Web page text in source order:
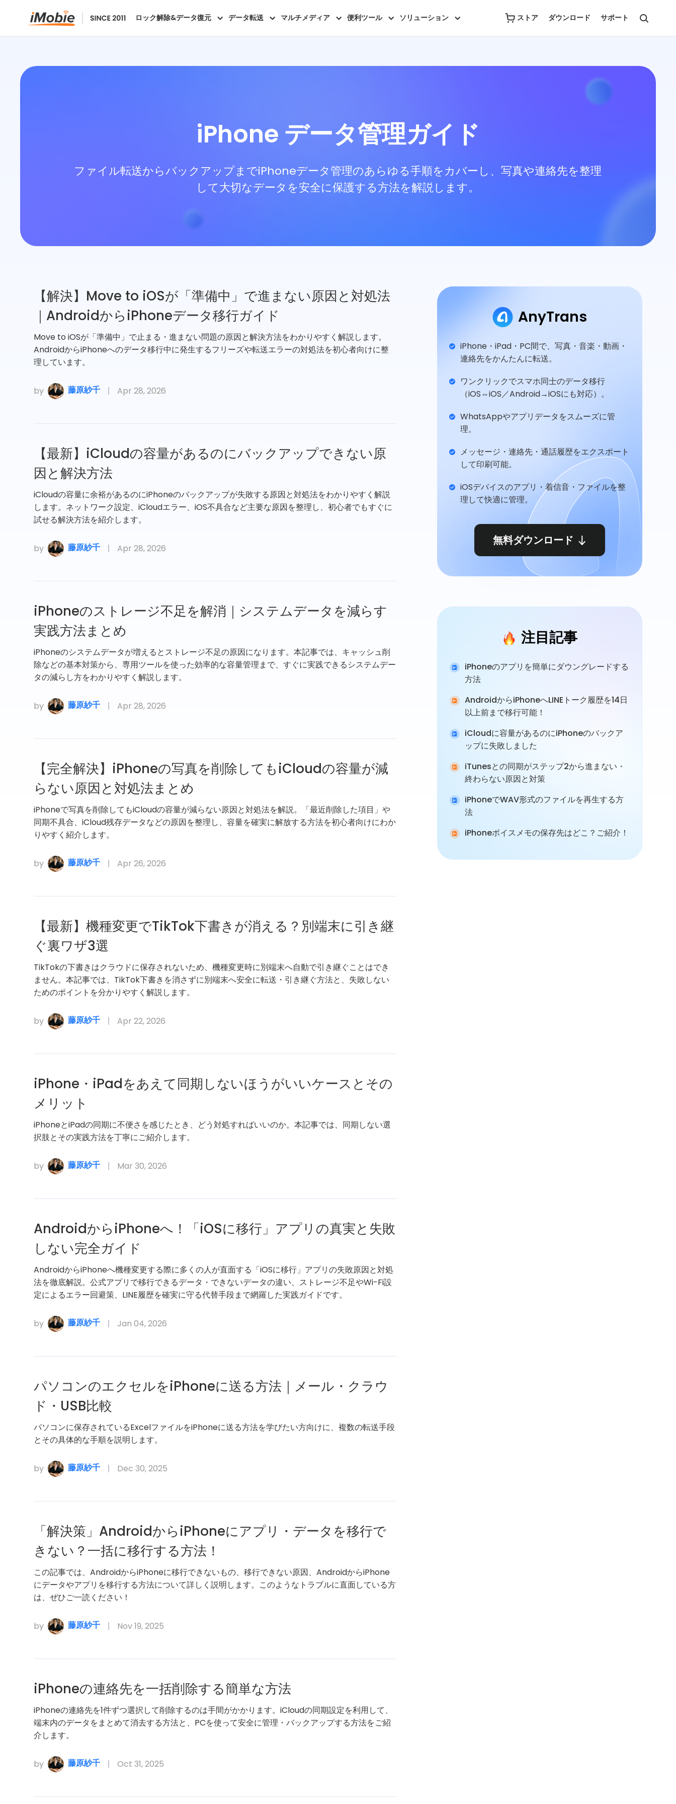
ストア ダウンロード サポート
ロック解除&データ復元 データ転送 マルチメディア 便利ツール ソリューション
iPhone データ管理ガイド
ファイル転送からバックアップまでiPhoneデータ管理のあらゆる手順をカバーし、写真や連絡先を整理
して大切なデータを安全に保護する方法を解説します。
AnyTrans
iPhone・iPad・PC間で、写真・音楽・動画・
連絡先をかんたんに転送。
ワンクリックでスマホ同士のデータ移行
（iOS⇔iOS／Android→iOSにも対応）。
WhatsAppやアプリデータをスムーズに管
理。
メッセージ・連絡先・通話履歴をエクスポート
して印刷可能。
iOSデバイスのアプリ・着信音・ファイルを整
理して快適に管理。
無料ダウンロード
注目記事
iPhoneのアプリを簡単にダウングレードする
方法
AndroidからiPhoneへLINEトーク履歴を14日
以上前まで移行可能！
iCloudに容量があるのにiPhoneのバックア
ップに失敗しました
iTunesとの同期がステップ2から進まない・
終わらない原因と対策
iPhoneでWAV形式のファイルを再生する方
法
iPhoneボイスメモの保存先はどこ？ご紹介！
【解決】Move to iOSが「準備中」で進まない原因と対処法
｜AndroidからiPhoneデータ移行ガイド
Move to iOSが「準備中」で止まる・進まない問題の原因と解決方法をわかりやすく解説します。
AndroidからiPhoneへのデータ移行中に発生するフリーズや転送エラーの対処法を初心者向けに整
理しています。
by 藤原紗千 Apr 28, 2026
【最新】iCloudの容量があるのにバックアップできない原
因と解決方法
iCloudの容量に余裕があるのにiPhoneのバックアップが失敗する原因と対処法をわかりやすく解説
します。ネットワーク設定、iCloudエラー、iOS不具合など主要な原因を整理し、初心者でもすぐに
試せる解決方法を紹介します。
by 藤原紗千 Apr 28, 2026
iPhoneのストレージ不足を解消｜システムデータを減らす
実践方法まとめ
iPhoneのシステムデータが増えるとストレージ不足の原因になります。本記事では、キャッシュ削
除などの基本対策から、専用ツールを使った効率的な容量管理まで、すぐに実践できるシステムデー
タの減らし方をわかりやすく解説します。
by 藤原紗千 Apr 28, 2026
【完全解決】iPhoneの写真を削除してもiCloudの容量が減
らない原因と対処法まとめ
iPhoneで写真を削除してもiCloudの容量が減らない原因と対処法を解説。「最近削除した項目」や
同期不具合、iCloud残存データなどの原因を整理し、容量を確実に解放する方法を初心者向けにわか
りやすく紹介します。
by 藤原紗千 Apr 26, 2026
【最新】機種変更でTikTok下書きが消える？別端末に引き継
ぐ裏ワザ3選
TikTokの下書きはクラウドに保存されないため、機種変更時に別端末へ自動で引き継ぐことはでき
ません。本記事では、TikTok下書きを消さずに別端末へ安全に転送・引き継ぐ方法と、失敗しない
ためのポイントを分かりやすく解説します。
by 藤原紗千 Apr 22, 2026
iPhone・iPadをあえて同期しないほうがいいケースとその
メリット
iPhoneとiPadの同期に不便さを感じたとき、どう対処すればいいのか。本記事では、同期しない選
択肢とその実践方法を丁寧にご紹介します。
by 藤原紗千 Mar 30, 2026
AndroidからiPhoneへ！「iOSに移行」アプリの真実と失敗
しない完全ガイド
AndroidからiPhoneへ機種変更する際に多くの人が直面する「iOSに移行」アプリの失敗原因と対処
法を徹底解説。公式アプリで移行できるデータ・できないデータの違い、ストレージ不足やWi-Fi設
定によるエラー回避策、LINE履歴を確実に守る代替手段まで網羅した実践ガイドです。
by 藤原紗千 Jan 04, 2026
パソコンのエクセルをiPhoneに送る方法｜メール・クラウ
ド・USB比較
パソコンに保存されているExcelファイルをiPhoneに送る方法を学びたい方向けに、複数の転送手段
とその具体的な手順を説明します。
by 藤原紗千 Dec 30, 2025
「解決策」AndroidからiPhoneにアプリ・データを移行で
きない？一括に移行する方法！
この記事では、AndroidからiPhoneに移行できないもの、移行できない原因、AndroidからiPhone
にデータやアプリを移行する方法について詳しく説明します。このようなトラブルに直面している方
は、ぜひご一読ください！
by 藤原紗千 Nov 19, 2025
iPhoneの連絡先を一括削除する簡単な方法
iPhoneの連絡先を1件ずつ選択して削除するのは手間がかかります。iCloudの同期設定を利用して、
端末内のデータをまとめて消去する方法と、PCを使って安全に管理・バックアップする方法をご紹
介します。
by 藤原紗千 Oct 31, 2025